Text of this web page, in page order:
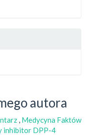
autora
, Medycyna Faktów
inhibitor DPP-4